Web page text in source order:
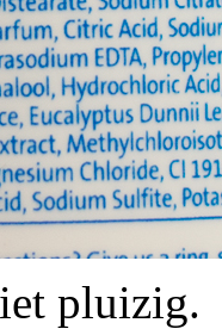
pluizig.